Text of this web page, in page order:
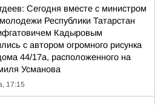
Сегодня вместе с министром
Республики Татарстан
Кадыровым
с автором огромного рисунка
44/17а, расположенного на
Усманова
17:15